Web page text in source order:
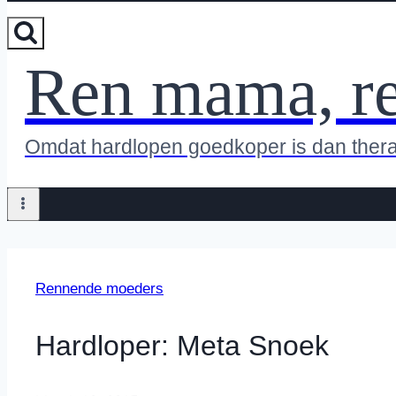
Ren mama,
Omdat hardlopen goedkoper is dan
Rennende moeders
Hardloper: Meta Snoek